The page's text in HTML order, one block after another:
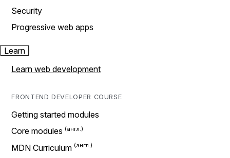
Security
Progressive web apps
Learn
Learn web development
FRONTEND DEVELOPER COURSE
Getting started modules
Core modules
MDN Curriculum